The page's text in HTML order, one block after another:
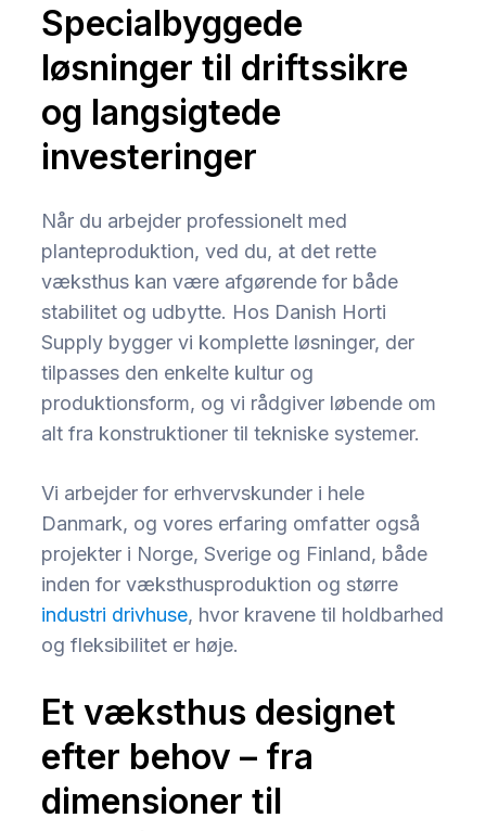
Specialbyggede
løsninger til driftssikre
og langsigtede
investeringer
Når du arbejder professionelt med
planteproduktion, ved du, at det rette
væksthus kan være afgørende for både
stabilitet og udbytte. Hos Danish Horti
Supply bygger vi komplette løsninger, der
tilpasses den enkelte kultur og
produktionsform, og vi rådgiver løbende om
alt fra konstruktioner til tekniske systemer.
Vi arbejder for erhvervskunder i hele
Danmark, og vores erfaring omfatter også
projekter i Norge, Sverige og Finland, både
inden for væksthusproduktion og større
industri drivhuse, hvor kravene til holdbarhed
og fleksibilitet er høje.
Et væksthus designet
efter behov – fra
dimensioner til